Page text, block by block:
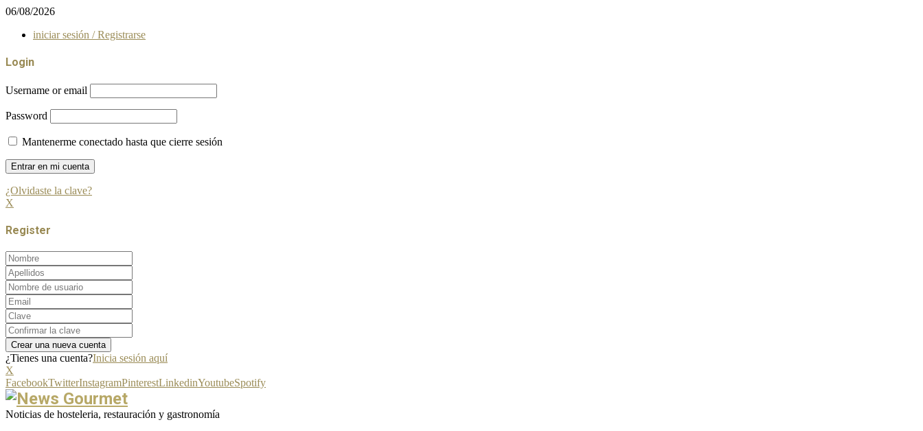
06/08/2026
iniciar sesión / Registrarse
Login
Username or email
Password
Mantenerme conectado hasta que cierre sesión
¿Olvidaste la clave?
X
Register
¿Tienes una cuenta?Inicia sesión aquí
X
FacebookTwitterInstagramPinterestLinkedinYoutubeSpotify
Noticias de hosteleria, restauración y gastronomía